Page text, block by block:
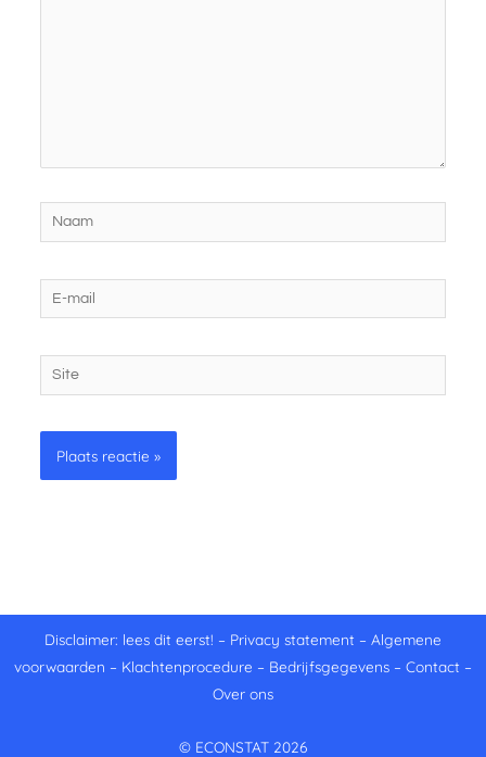
Naam
mail
Site
Disclaimer: lees dit eerst! – Privacy statement – Algemene
voorwaarden – Klachtenprocedure – Bedrijfsgegevens – Contact –
Over ons
© ECONSTAT 2026